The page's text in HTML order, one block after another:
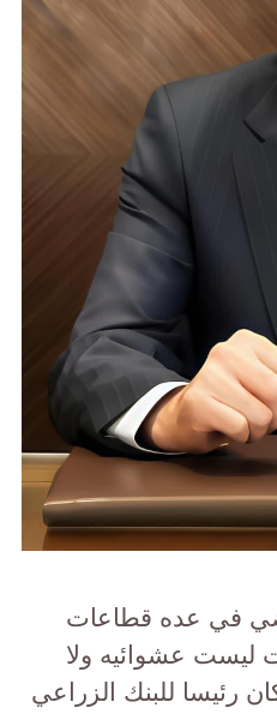
في عده قطاعات
ليست عشوائيه ولا
رئيسا للبنك الزراعي